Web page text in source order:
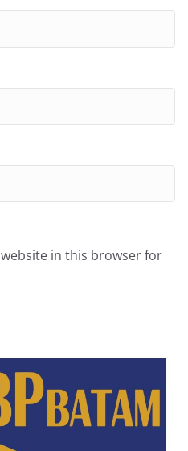
in this browser for